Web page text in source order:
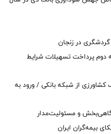
در زنجان
پرداخت تسهیلات شرایط
از شبکه بانکی / ورود به
و مسئولیت‌مدار
بیمه‌گران ایران